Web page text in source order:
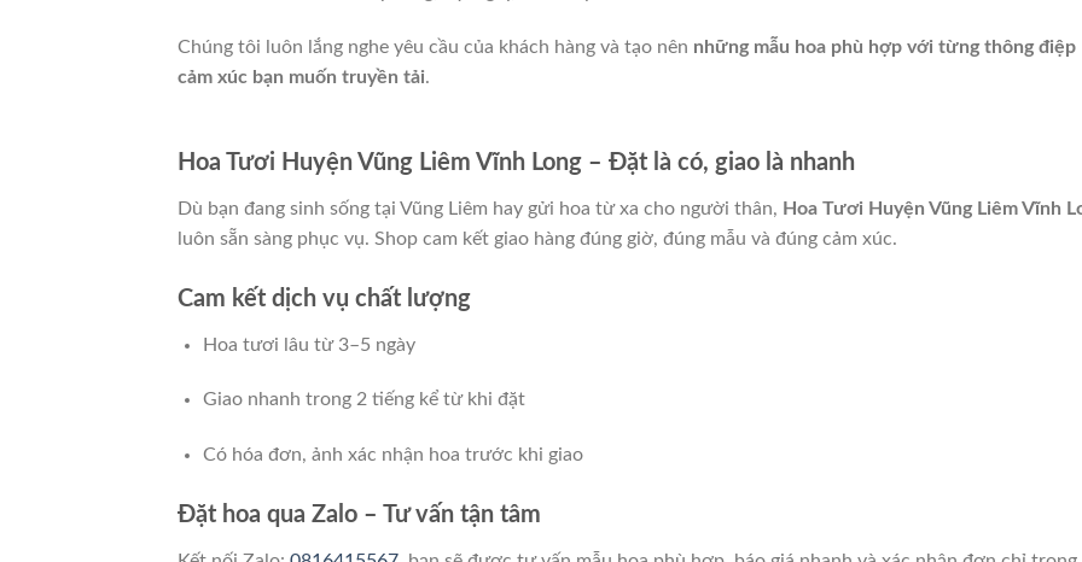
Chúng tôi luôn lắng nghe yêu cầu của khách hàng và tạo nên những mẫu hoa phù hợp với từng thông điệp
cảm xúc bạn muốn truyền tải.
Hoa Tươi Huyện Vũng Liêm Vĩnh Long – Đặt là có, giao là nhanh
Dù bạn đang sinh sống tại Vũng Liêm hay gửi hoa từ xa cho người thân, Hoa Tươi Huyện Vũng Liêm Vĩnh
luôn sẵn sàng phục vụ. Shop cam kết giao hàng đúng giờ, đúng mẫu và đúng cảm xúc.
Cam kết dịch vụ chất lượng
Hoa tươi lâu từ 3–5 ngày
Giao nhanh trong 2 tiếng kể từ khi đặt
Có hóa đơn, ảnh xác nhận hoa trước khi giao
Đặt hoa qua Zalo – Tư vấn tận tâm